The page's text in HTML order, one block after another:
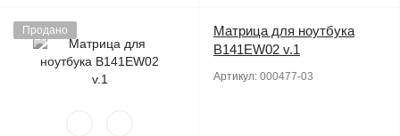
Продано
Матрица для ноутбука
B141EW02 v.1
Артикул: 000477-03